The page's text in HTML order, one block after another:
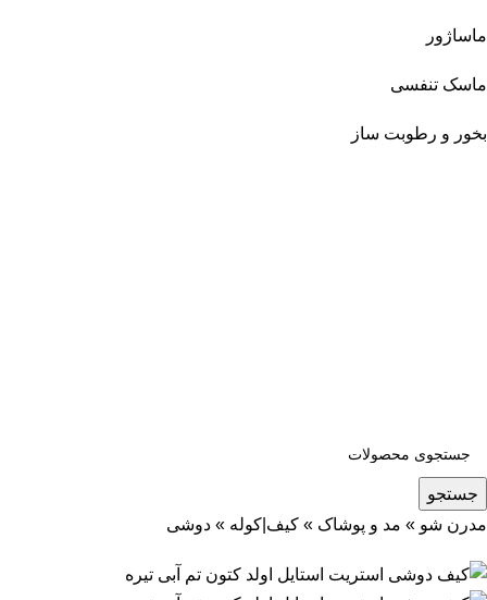
ماساژور
ماسک تنفسی
بخور و رطوبت ساز
جستجو
مدرن شو » مد و پوشاک » کیف|کوله » دوشی